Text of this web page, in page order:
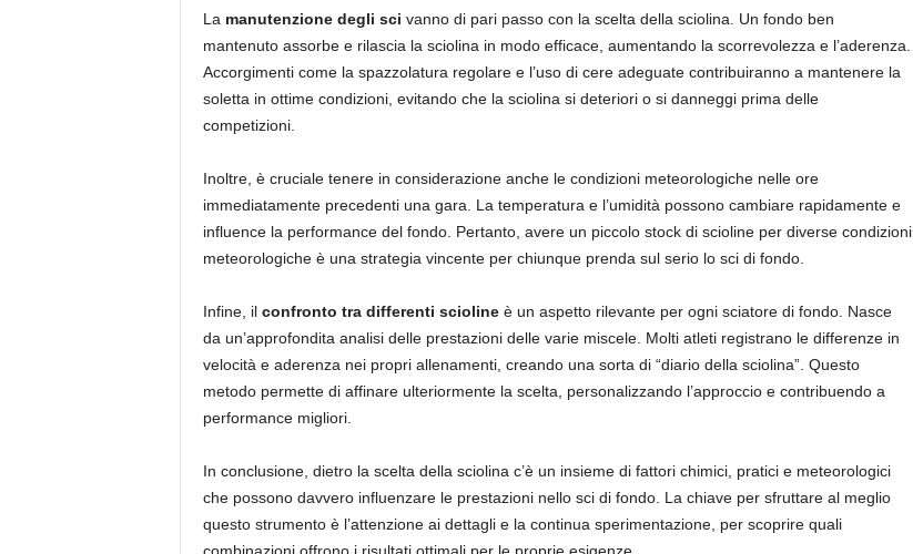
La manutenzione degli sci vanno di pari passo con la scelta della sciolina. Un fondo ben
mantenuto assorbe e rilascia la sciolina in modo efficace, aumentando la scorrevolezza e l’aderenza.
Accorgimenti come la spazzolatura regolare e l’uso di cere adeguate contribuiranno a mantenere la
soletta in ottime condizioni, evitando che la sciolina si deteriori o si danneggi prima delle
competizioni.
Inoltre, è cruciale tenere in considerazione anche le condizioni meteorologiche nelle ore
immediatamente precedenti una gara. La temperatura e l’umidità possono cambiare rapidamente e
influence la performance del fondo. Pertanto, avere un piccolo stock di scioline per diverse condizioni
meteorologiche è una strategia vincente per chiunque prenda sul serio lo sci di fondo.
Infine, il confronto tra differenti sciolineè un aspetto rilevante per ogni sciatore di fondo. Nasce
da un’approfondita analisi delle prestazioni delle varie miscele. Molti atleti registrano le differenze in
velocità e aderenza nei propri allenamenti, creando una sorta di “diario della sciolina”. Questo
metodo permette di affinare ulteriormente la scelta, personalizzando l’approccio e contribuendo a
performance migliori.
In conclusione, dietro la scelta della sciolina c’è un insieme di fattori chimici, pratici e meteorologici
che possono davvero influenzare le prestazioni nello sci di fondo. La chiave per sfruttare al meglio
questo strumento è l’attenzione ai dettagli e la continua sperimentazione, per scoprire quali